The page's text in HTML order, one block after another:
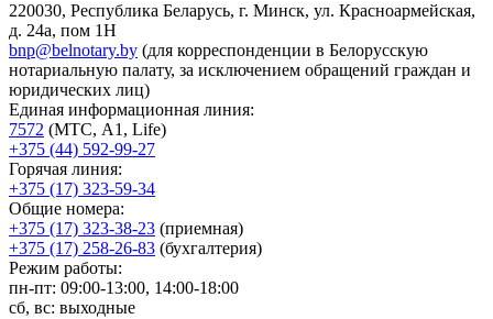
220030, Республика Беларусь, г. Минск, ул. Красноармейская,
д. 24а, пом 1Н
bnp@belnotary.by (для корреспонденции в Белорусскую
нотариальную палату, за исключением обращений граждан и
юридических лиц)
Единая информационная линия:
7572 (МТС, A1, Life)
+375 (44) 592-99-27
Горячая линия:
+375 (17) 323-59-34
Общие номера:
+375 (17) 323-38-23 (приемная)
+375 (17) 258-26-83 (бухгалтерия)
Режим работы:
пн-пт: 09:00-13:00, 14:00-18:00
сб, вс: выходные